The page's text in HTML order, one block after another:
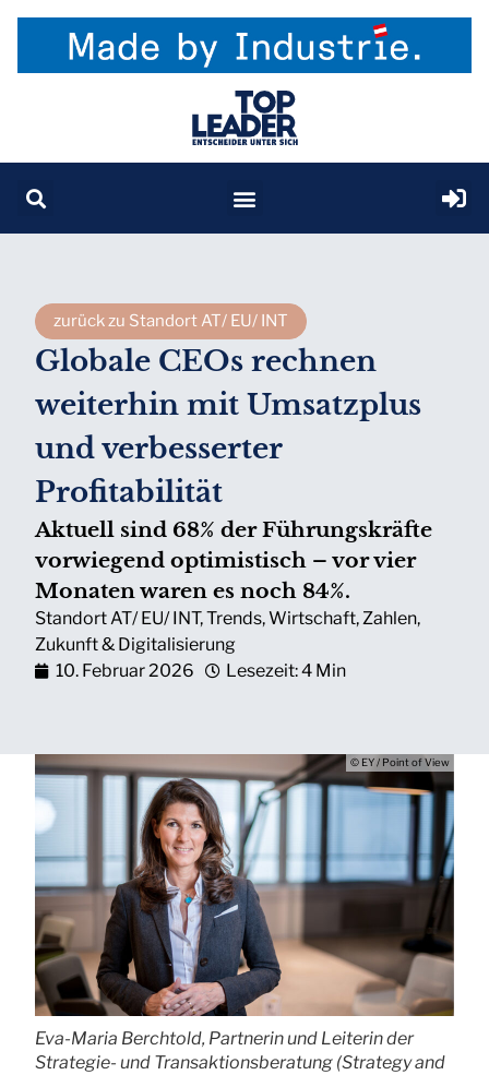
zurück zu Standort AT/ EU/ INT
Globale CEOs rechnen
weiterhin mit Umsatzplus
und verbesserter
Profitabilität
Aktuell sind 68% der Führungskräfte
vorwiegend optimistisch – vor vier
Monaten waren es noch 84%.
Standort AT/ EU/ INT,Trends,Wirtschaft,Zahlen,
Zukunft & Digitalisierung
10. Februar 2026
Lesezeit: 4 Min
© EY / Point of View
Eva-Maria Berchtold, Partnerin und Leiterin der
Strategie- und Transaktionsberatung (Strategy and